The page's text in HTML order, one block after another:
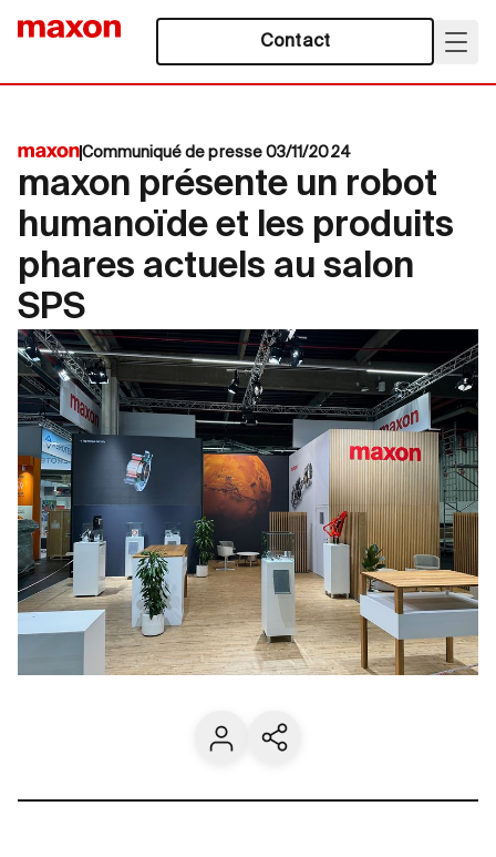
Contact
Communiqué de presse 03/11/2024
maxon présente un robot
humanoïde et les produits
phares actuels au salon
SPS
ContactShare current page